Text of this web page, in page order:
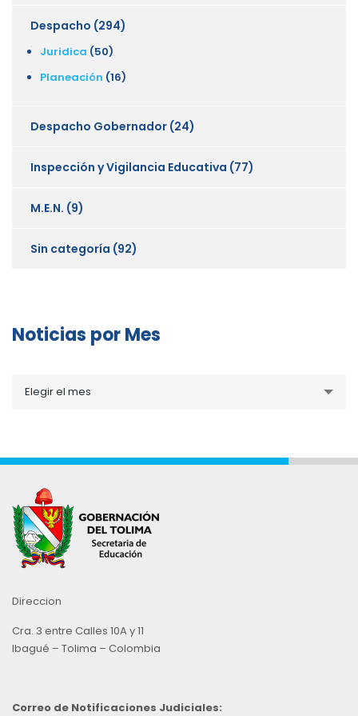
Despacho (294)
Juridica (50)
Planeación (16)
Despacho Gobernador (24)
Inspección y Vigilancia Educativa (77)
M.E.N. (9)
Sin categoría (92)
Noticias por Mes
porElegir el mes
Direccion
Cra. 3 entre Calles 10A y 11
Ibagué – Tolima – Colombia
Correo de Notificaciones Judiciales: